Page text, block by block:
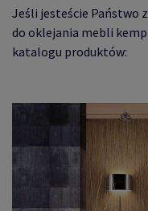
Jeśli jesteście
do oklejania mebli
katalogu produktów: